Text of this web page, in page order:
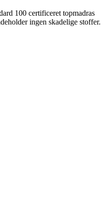
100 certificeret topmadras
ingen skadelige stoffer.